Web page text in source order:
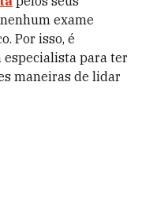
exame
Por isso, é
especialista para ter
maneiras de lidar